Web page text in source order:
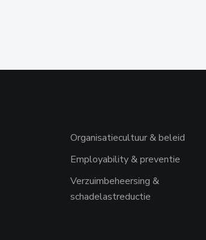
Organisatiecultuur & beleid
Employability & preventie
Verzuimbeheersing &
schadelastreductie